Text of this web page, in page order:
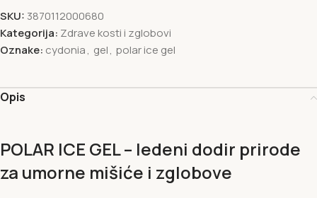
SKU: 3870112000680
Kategorija: Zdrave kosti i zglobovi
Oznake: cydonia, gel, polar ice gel
Opis
POLAR ICE GEL – ledeni dodir prirode
za umorne mišiće i zglobove